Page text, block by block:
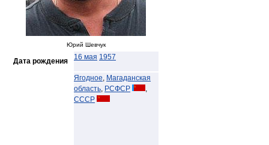
Юрий Шевчук
Дата рождения 16 мая 1957
Ягодное, Магаданская
область, РСФСР
,
СССР